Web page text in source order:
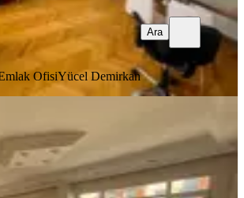
OfisiYücel Demirkan
Ara
3-+1 Kat 2
Akşemsettin Mahallesi
·150 m² 2. Kat·13.07.2026